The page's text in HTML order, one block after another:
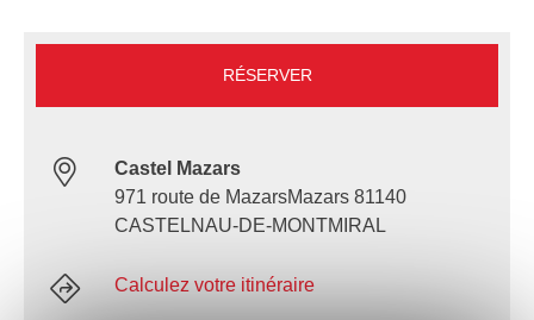
RÉSERVER
Castel Mazars
971 route de MazarsMazars 81140
CASTELNAU-DE-MONTMIRAL
Calculez votre itinéraire